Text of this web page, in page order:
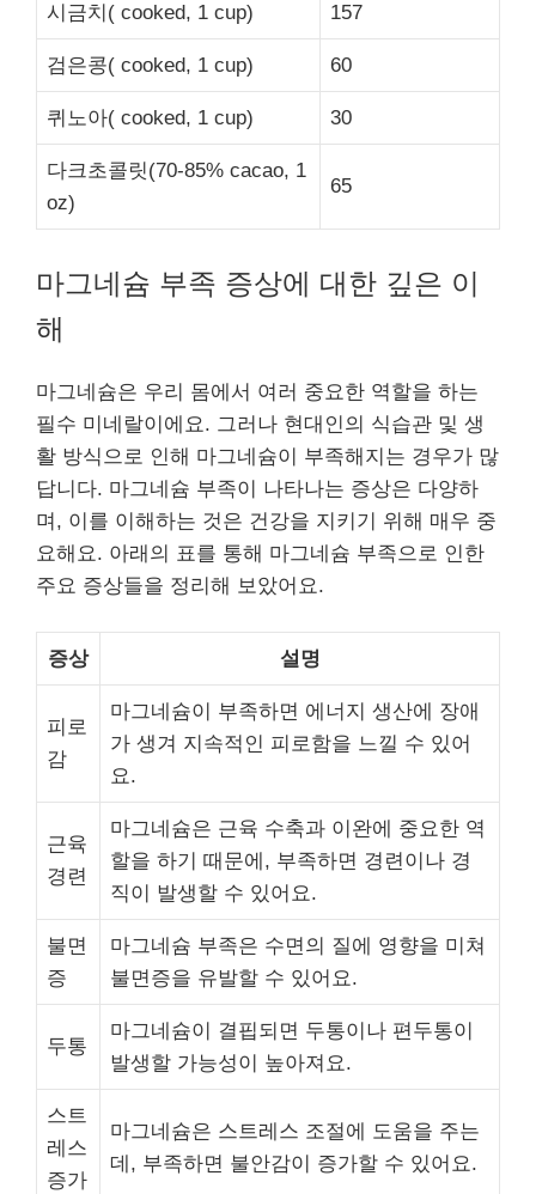
시금치( cooked, 1 cup) 157
검은콩( cooked, 1 cup) 60
퀴노아( cooked, 1 cup) 30
다크초콜릿(70-85% cacao, 1
oz)
65
마그네슘 부족 증상에 대한 깊은 이
해
마그네슘은 우리 몸에서 여러 중요한 역할을 하는
필수 미네랄이에요. 그러나 현대인의 식습관 및 생
활 방식으로 인해 마그네슘이 부족해지는 경우가 많
답니다. 마그네슘 부족이 나타나는 증상은 다양하
며, 이를 이해하는 것은 건강을 지키기 위해 매우 중
요해요. 아래의 표를 통해 마그네슘 부족으로 인한
주요 증상들을 정리해 보았어요.
증상 설명
피로
감
마그네슘이 부족하면 에너지 생산에 장애
가 생겨 지속적인 피로함을 느낄 수 있어
요.
근육
경련
마그네슘은 근육 수축과 이완에 중요한 역
할을 하기 때문에, 부족하면 경련이나 경
직이 발생할 수 있어요.
불면
증
마그네슘 부족은 수면의 질에 영향을 미쳐
불면증을 유발할 수 있어요.
두통
마그네슘이 결핍되면 두통이나 편두통이
발생할 가능성이 높아져요.
스트
레스
증가
마그네슘은 스트레스 조절에 도움을 주는
데, 부족하면 불안감이 증가할 수 있어요.